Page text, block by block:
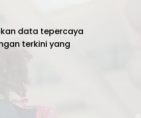
data tepercaya
terkini yang